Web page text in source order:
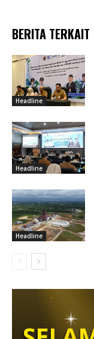
BERITA TERKAIT
Headline
Headline
Headline